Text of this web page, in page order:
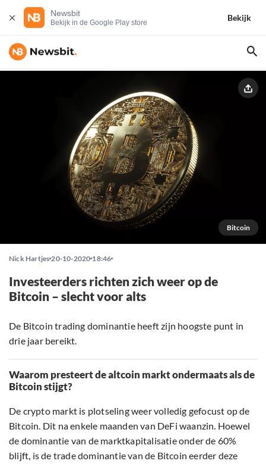
Newsbit
Bekijk in de Google Play store
Bekijk
Bitcoin
Nick Hartjes 20-10-2020 18:46
Investeerders richten zich weer op de
Bitcoin – slecht voor alts
De Bitcoin trading dominantie heeft zijn hoogste punt in
drie jaar bereikt.
Waarom presteert de altcoin markt ondermaats als de
Bitcoin stijgt?
De crypto markt is plotseling weer volledig gefocust op de
Bitcoin. Dit na enkele maanden van DeFi waanzin. Hoewel
de dominantie van de marktkapitalisatie onder de 60%
blijft, is de trade dominantie van de Bitcoin eerder deze